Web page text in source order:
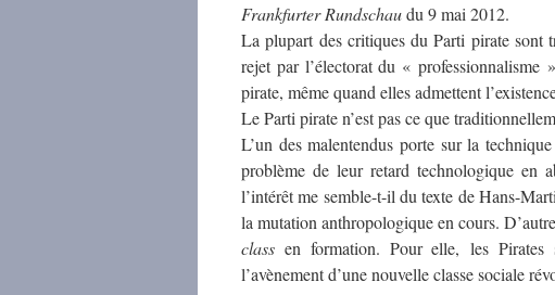
FrankfurterRundschaudu 9 mai 2012.
La plupart des critiques du Parti pirate sont
rejet par l’électorat du «
pirate, même quand elles admettent
Le Parti pirate n’est pas ce que
L’un des malentendus porte sur la
problème de leur retard technologique en
l’intérêt me semble-t-il du texte de Hans-
la mutation anthropologique en cours.
class en formation. Pour elle, les
l’avènement d’une nouvelle classe sociale